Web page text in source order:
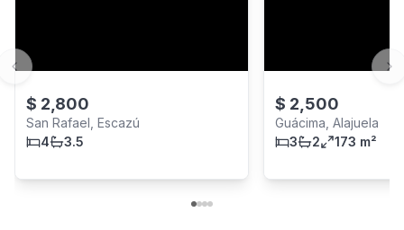
$ 2,800
San Rafael, Escazú
4
3.5
$ 2,500
Guácima, Alajuela
3
2 173 m²
Previous slide